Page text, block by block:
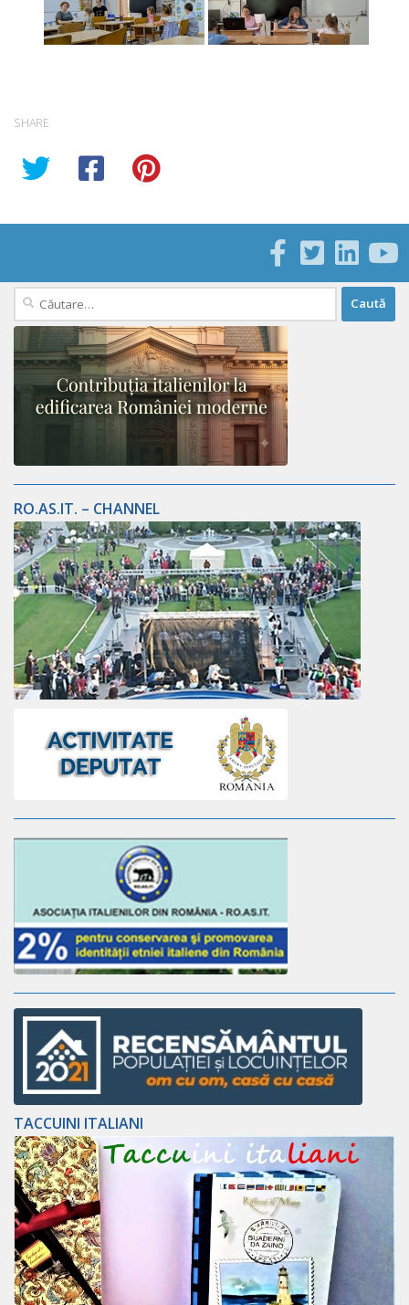
SHARE
Caută
după:
RO.AS.IT. – CHANNEL
TACCUINI ITALIANI